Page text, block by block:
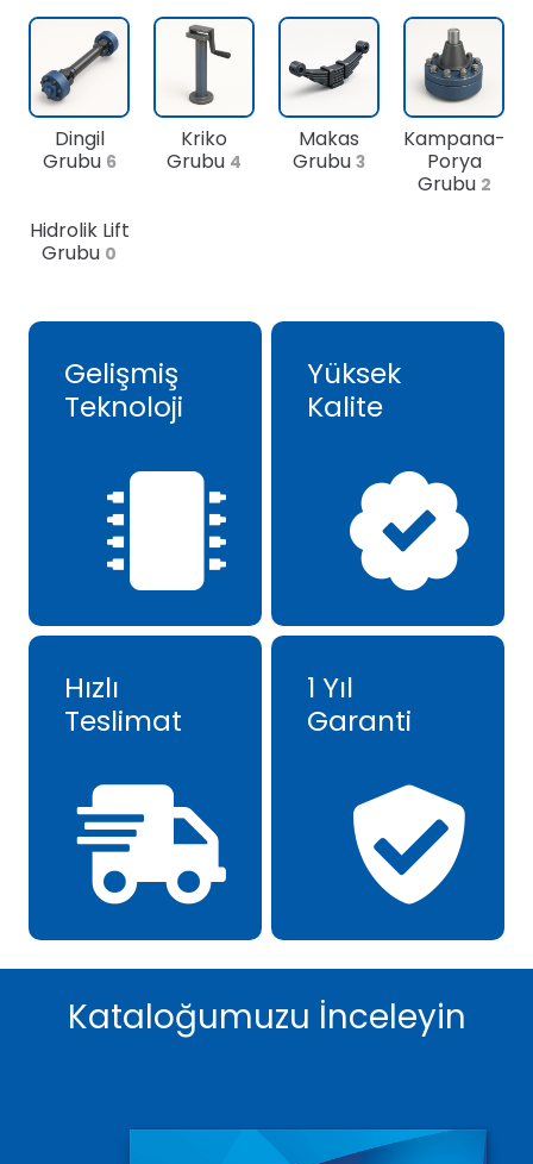
Dingil
Grubu 6
Kriko
Grubu 4
Makas
Grubu 3
Kampana-
Porya
Grubu 2
Hidrolik Lift
Grubu 0
Gelişmiş
Teknoloji
Yüksek
Kalite
Hızlı
Teslimat
1 Yıl
Garanti
Kataloğumuzu İnceleyin